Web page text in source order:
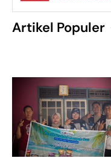
Artikel Populer